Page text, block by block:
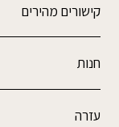
קישורים מהירים
חנות
עזרה